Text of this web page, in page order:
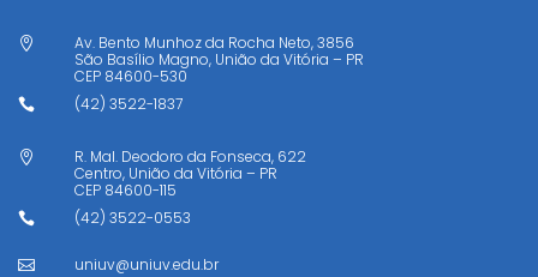

Av. Bento Munhoz da Rocha Neto, 3856
São Basílio Magno, União da Vitória – PR
CEP 84600-530
 (42) 3522-1837

R. Mal. Deodoro da Fonseca, 622
Centro, União da Vitória – PR
CEP 84600-115
 (42) 3522-0553
 uniuv@uniuv.edu.br